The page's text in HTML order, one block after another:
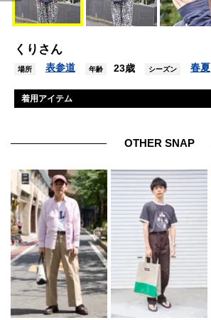
くりさん
場所 表参道 年齢 23歳 シーズン 春夏
着用アイテム
眼鏡 古着
ネックレス ガラ
ブレスレット バーバリー
OTHER SNAP